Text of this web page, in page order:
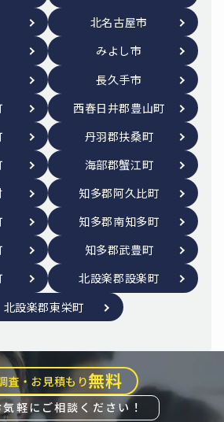
北名古屋市
みよし市
長久手市
西春日井郡豊山町
丹羽郡扶桑町
海部郡蟹江町
知多郡阿久比町
知多郡南知多町
知多郡武豊町
北設楽郡設楽町
北設楽郡東栄町
査・お見積もり無料
軽にご相談ください！